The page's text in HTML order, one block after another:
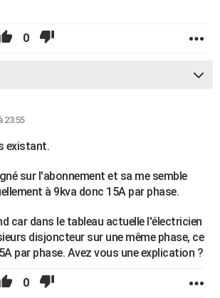
0
23:55
existant.
sur l'abonnement et sa me semble
à 9kva donc 15A par phase.
car dans le tableau actuelle l'électricien
disjoncteur sur une même phase, ce
par phase. Avez vous une explication ?
0